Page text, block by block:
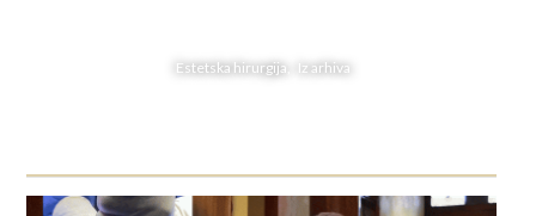
Estetska hirurgija, Iz arhiva